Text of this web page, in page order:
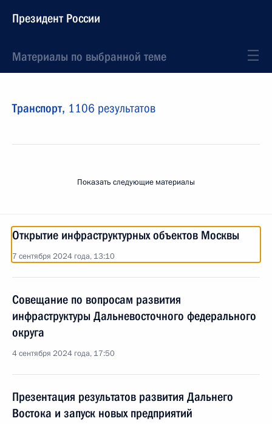
Президент России
Материалы по выбранной теме
Транспорт, 1106 результатов
Показать следующие материалы
Открытие инфраструктурных объектов Москвы
7 сентября 2024 года, 13:10
Совещание по вопросам развития
инфраструктуры Дальневосточного федерального
округа
4 сентября 2024 года, 17:50
Презентация результатов развития Дальнего
Востока и запуск новых предприятий